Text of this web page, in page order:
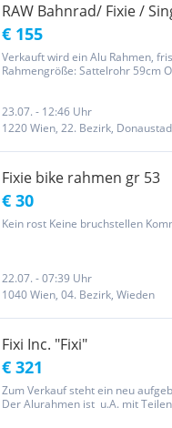
RAW Bahnrad/ Fixie /
€ 155
Verkauft wird ein Alu Rahmen,
Rahmengröße: Sattelrohr 59cm
versiegelt, also...
23.07. - 12:46 Uhr
1220 Wien, 22. Bezirk,
Fixie bike rahmen gr 53
€ 30
Kein rost Keine bruchstellen
22.07. - 07:39 Uhr
1040 Wien, 04. Bezirk, Wieden
Fixi Inc. "Fixi"
€ 321
Zum Verkauf steht ein neu
Der Alurahmen ist u.A. mit